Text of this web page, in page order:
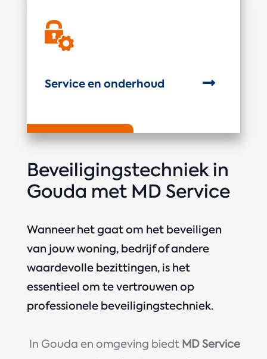

Service en onderhoud
Beveiligingstechniek in
Gouda met MD Service
Wanneer het gaat om het beveiligen
van jouw woning, bedrijf of andere
waardevolle bezittingen, is het
essentieel om te vertrouwen op
professionele beveiligingstechniek.
In Gouda en omgeving biedt MD Service